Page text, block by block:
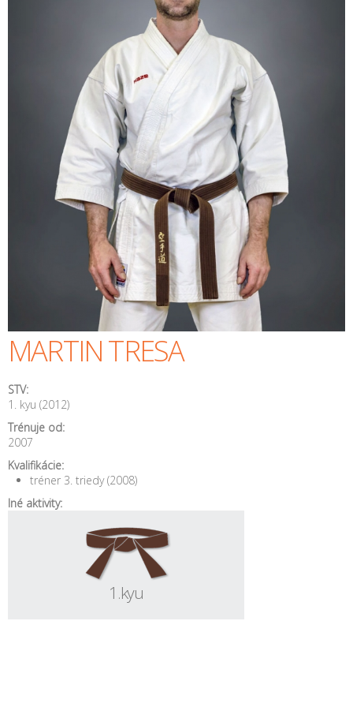
MARTIN TRESA
STV:
1. kyu (2012)
Trénuje od:
2007
Kvalifikácie:
tréner 3. triedy (2008)
Iné aktivity:
1.kyu